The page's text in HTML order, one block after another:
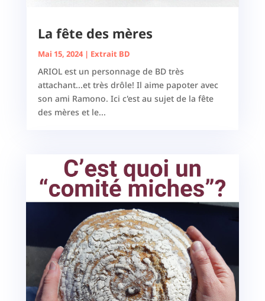
La fête des mères
Mai 15, 2024| Extrait BD
ARIOL est un personnage de BD très
attachant...et très drôle! Il aime papoter avec
son ami Ramono. Ici c'est au sujet de la fête
des mères et le...